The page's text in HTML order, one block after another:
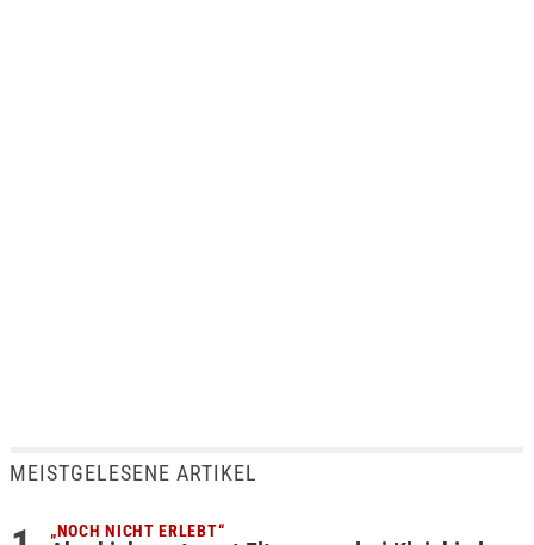
MEISTGELESENE ARTIKEL
„NOCH NICHT ERLEBT“